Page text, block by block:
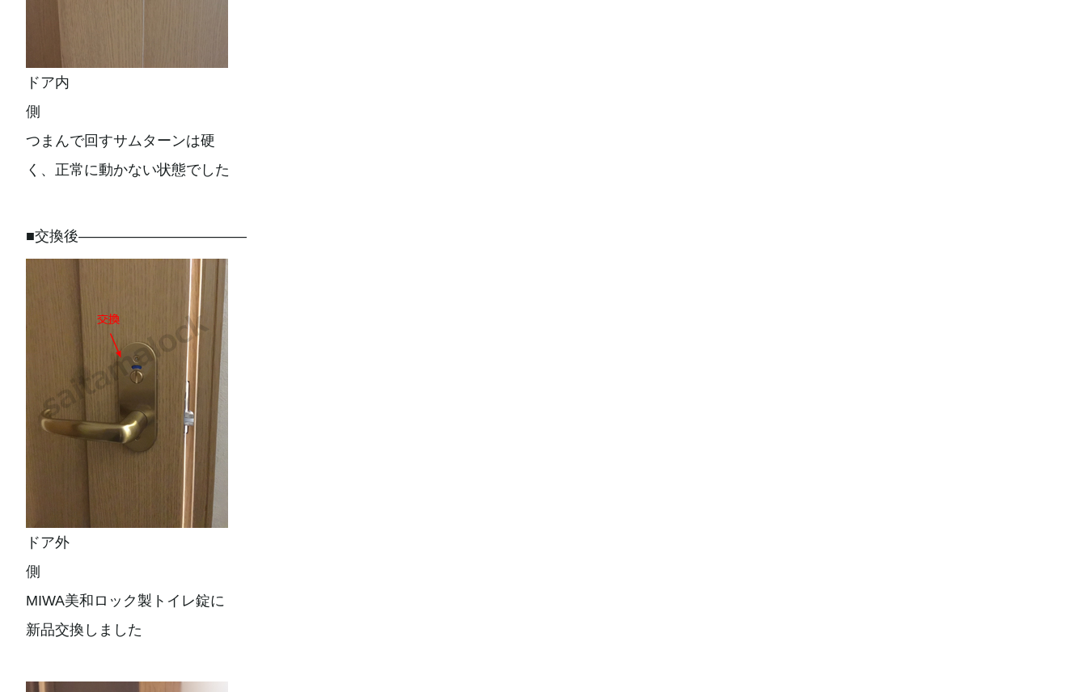
ドア内
側
つまんで回すサムターンは硬
く、正常に動かない状態でした
■交換後———————————–
ドア外
側
MIWA美和ロック製トイレ錠に
新品交換しました